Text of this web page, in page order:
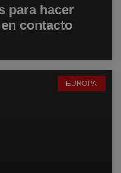
para hacer
contacto
EUROPA